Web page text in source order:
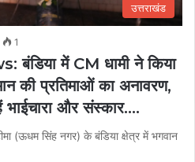
उत्तराखंड
1
में CM धामी ने किया
की प्रतिमाओं का अनावरण,
और संस्कार….
(ऊधम सिंह नगर) के बंडिया क्षेत्र में भगवान